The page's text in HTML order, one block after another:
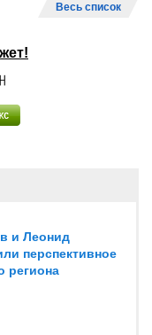
Весь список
и Леонид
перспективное
региона